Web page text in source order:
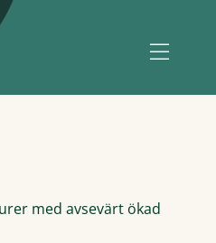
med avsevärt ökad